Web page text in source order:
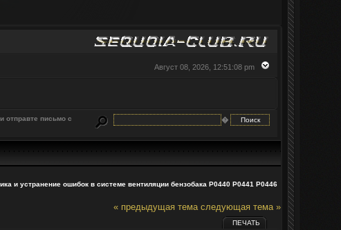
Август 08, 2026, 12:51:08 pm
�
отправте письмо с
и устранение ошибок в системе вентиляции бензобака P0440 P0441 P0446
« предыдущая тема следующая тема »
ПЕЧАТЬ